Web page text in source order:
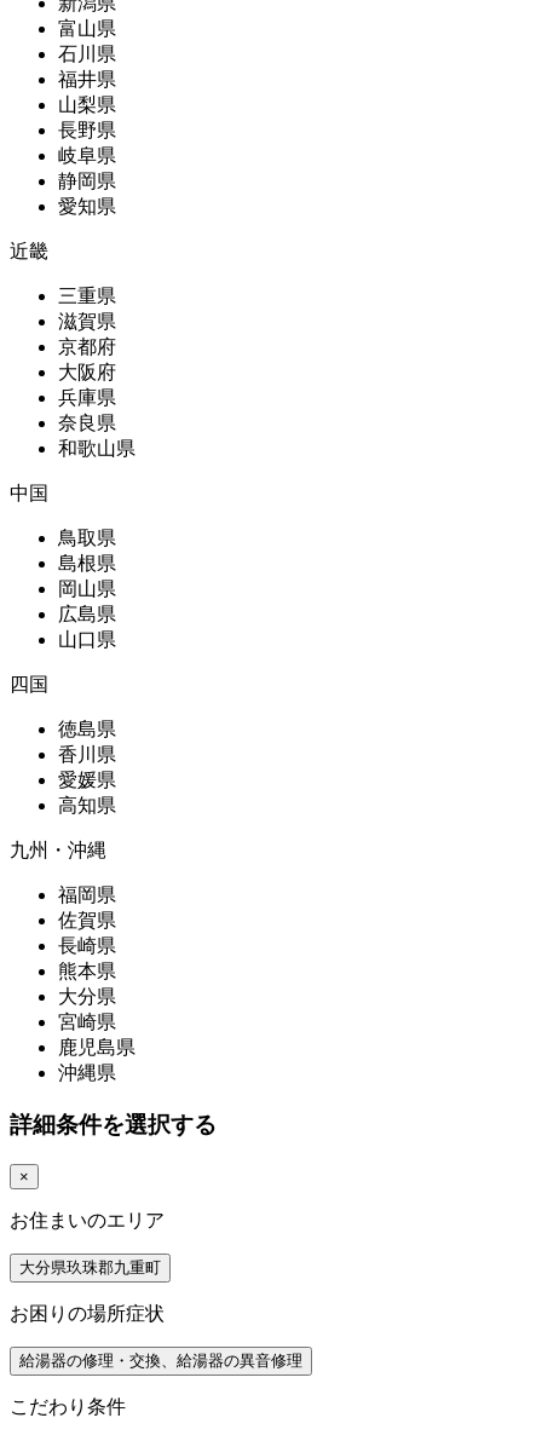
富山県
石川県
福井県
山梨県
長野県
岐阜県
静岡県
愛知県
近畿
三重県
滋賀県
京都府
大阪府
兵庫県
奈良県
和歌山県
中国
鳥取県
島根県
岡山県
広島県
山口県
四国
徳島県
香川県
愛媛県
高知県
九州・沖縄
福岡県
佐賀県
長崎県
熊本県
大分県
宮崎県
鹿児島県
沖縄県
詳細条件を選択する
×
お住まいのエリア
大分県玖珠郡九重町
お困りの場所症状
給湯器の修理・交換、給湯器の異音修理
こだわり条件